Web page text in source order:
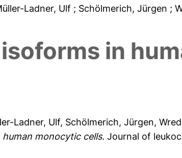
Ladner, Ulf ; Schölmerich, Jürgen ;
in
Ladner, Ulf, Schölmerich, Jürgen,
monocytic cells. Journal of